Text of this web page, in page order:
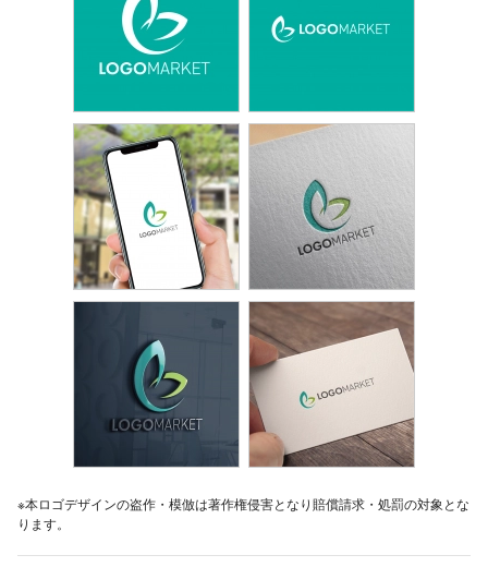
※本ロゴデザインの盗作・模倣は著作権侵害となり賠償請求・処罰の対象とな
ります。